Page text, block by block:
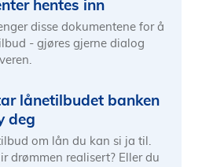
hentes inn
disse dokumentene for å
- gjøres gjerne dialog
lånetilbudet banken
deg
om lån du kan si ja til.
drømmen realisert? Eller du